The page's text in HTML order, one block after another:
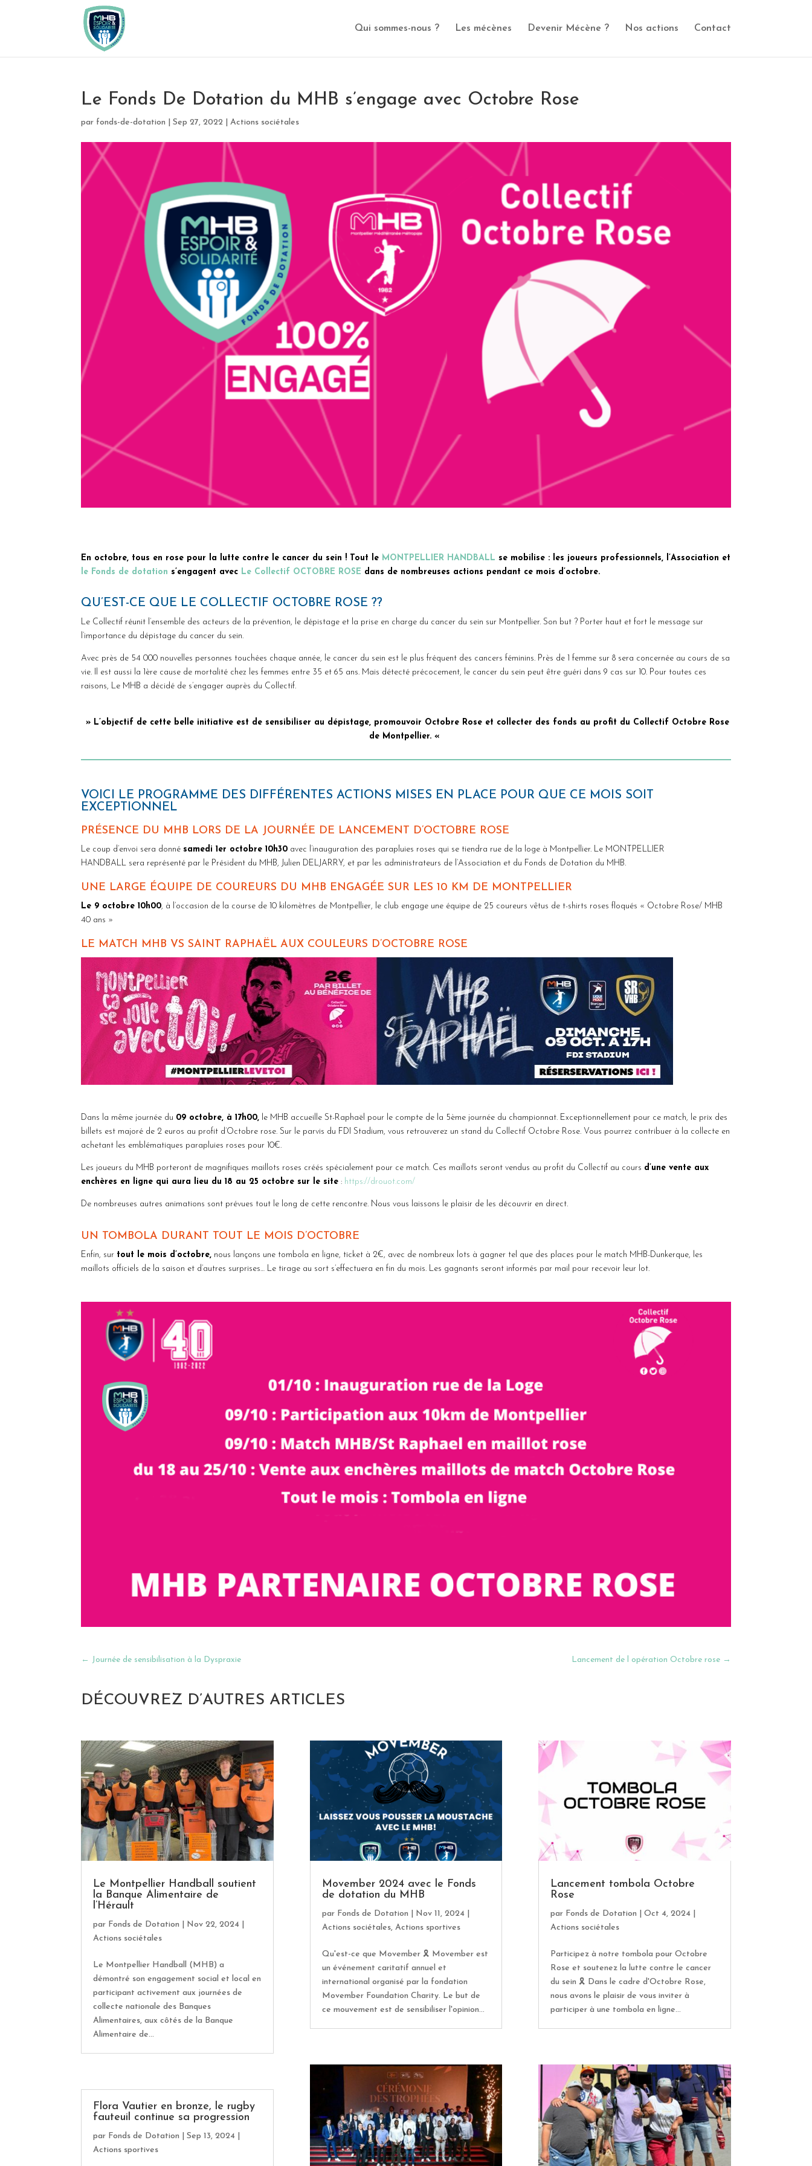
Qui sommes-nous ? Les mécènes Devenir Mécène ? Nos actions Contact
Le Fonds De Dotation du MHB s’engage avec Octobre Rose
par fonds-de-dotation |Sep 27, 2022 |Actions sociétales
En octobre, tous en rose pour la lutte contre le cancer du sein ! Tout le MONTPELLIER HANDBALL se mobilise : les joueurs professionnels, l’Association et
le Fonds de dotation s’engagent avec Le Collectif OCTOBRE ROSE dans de nombreuses actions pendant ce mois d’octobre.
QU’EST-CE QUE LE COLLECTIF OCTOBRE ROSE ??
Le Collectif réunit l’ensemble des acteurs de la prévention, le dépistage et la prise en charge du cancer du sein sur Montpellier. Son but ? Porter haut et fort le message sur
l’importance du dépistage du cancer du sein.
Avec près de 54 000 nouvelles personnes touchées chaque année, le cancer du sein est le plus fréquent des cancers féminins. Près de 1 femme sur 8 sera concernée au cours de sa
vie. Il est aussi la 1ère cause de mortalité chez les femmes entre 35 et 65 ans. Mais détecté précocement, le cancer du sein peut être guéri dans 9 cas sur 10. Pour toutes ces
raisons, Le MHB a décidé de s’engager auprès du Collectif.
» L’objectif de cette belle initiative est de sensibiliser au dépistage, promouvoir Octobre Rose et collecter des fonds au profit du Collectif Octobre Rose
de Montpellier. «
VOICI LE PROGRAMME DES DIFFÉRENTES ACTIONS MISES EN PLACE POUR QUE CE MOIS SOIT
EXCEPTIONNEL
PRÉSENCE DU MHB LORS DE LA JOURNÉE DE LANCEMENT D’OCTOBRE ROSE
Le coup d’envoi sera donné samedi 1er octobre 10h30 avec l’inauguration des parapluies roses qui se tiendra rue de la loge à Montpellier. Le MONTPELLIER
HANDBALL sera représenté par le Président du MHB, Julien DELJARRY, et par les administrateurs de l’Association et du Fonds de Dotation du MHB.
UNE LARGE ÉQUIPE DE COUREURS DU MHB ENGAGÉE SUR LES 10 KM DE MONTPELLIER
Le 9 octobre 10h00, à l’occasion de la course de 10 kilomètres de Montpellier, le club engage une équipe de 25 coureurs vêtus de t-shirts roses floqués « Octobre Rose/ MHB
40 ans »
LE MATCH MHB VS SAINT RAPHAËL AUX COULEURS D’OCTOBRE ROSE
Dans la même journée du 09 octobre, à 17h00, le MHB accueille St-Raphaël pour le compte de la 5ème journée du championnat. Exceptionnellement pour ce match, le prix des
billets est majoré de 2 euros au profit d’Octobre rose. Sur le parvis du FDI Stadium, vous retrouverez un stand du Collectif Octobre Rose. Vous pourrez contribuer à la collecte en
achetant les emblématiques parapluies roses pour 10€.
Les joueurs du MHB porteront de magnifiques maillots roses créés spécialement pour ce match. Ces maillots seront vendus au profit du Collectif au cours d’une vente aux
enchères en ligne qui aura lieu du 18 au 25 octobre sur le site : https://drouot.com/
De nombreuses autres animations sont prévues tout le long de cette rencontre. Nous vous laissons le plaisir de les découvrir en direct.
UN TOMBOLA DURANT TOUT LE MOIS D’OCTOBRE
Enfin, sur tout le mois d’octobre, nous lançons une tombola en ligne, ticket à 2€, avec de nombreux lots à gagner tel que des places pour le match MHB-Dunkerque, les
maillots officiels de la saison et d’autres surprises… Le tirage au sort s’effectuera en fin du mois. Les gagnants seront informés par mail pour recevoir leur lot.
← Journée de sensibilisation à la Dyspraxie Lancement de l opération Octobre rose→
DÉCOUVREZ D’AUTRES ARTICLES
Le Montpellier Handball soutient
la Banque Alimentaire de
l’Hérault
par Fonds de Dotation Nov 22, 2024
Actions sociétales
Le Montpellier Handball (MHB) a
démontré son engagement social et local en
participant activement aux journées de
collecte nationale des Banques
Alimentaires, aux côtés de la Banque
Alimentaire de...
Flora Vautier en bronze, le rugby
fauteuil continue sa progression
par Fonds de Dotation |Sep 13, 2024
Actions sportives
Movember 2024 avec le Fonds
de dotation du MHB
par Fonds de Dotation Nov 11, 2024|
Actions sociétales, Actions sportives
Qu'est-ce que Movember 🎗️ Movember est
un événement caritatif annuel et
international organisé par la fondation
Movember Foundation Charity. Le but de
ce mouvement est de sensibiliser l'opinion...
Lancement tombola Octobre
Rose
par Fonds de Dotation Oct 4, 2024|
Actions sociétales
Participez à notre tombola pour Octobre
Rose et soutenez la lutte contre le cancer
du sein 🎗️ Dans le cadre d'Octobre Rose,
nous avons le plaisir de vous inviter à
participer à une tombola en ligne...